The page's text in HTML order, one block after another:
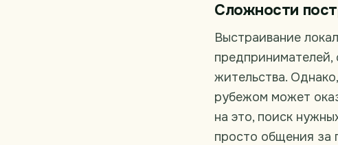
Сложности
Выстраивание
предпринимателей,
жительства.
рубежом может
на это, поиск
просто общения за